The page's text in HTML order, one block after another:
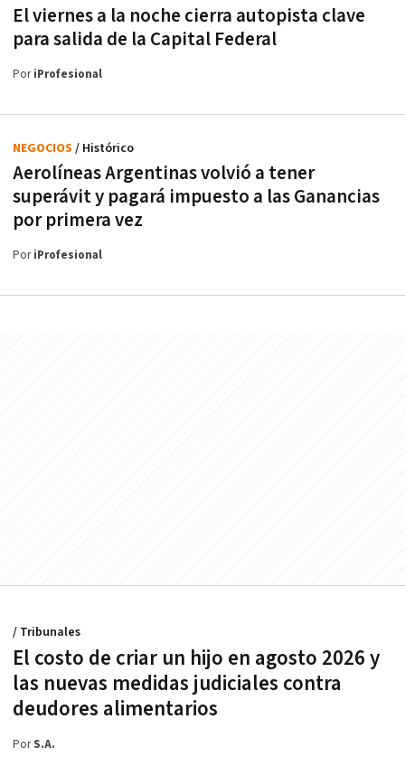
El viernes a la noche cierra autopista clave
para salida de la Capital Federal
PoriProfesional
Aerolíneas Argentinas volvió a tener
superávit y pagará impuesto a las Ganancias
por primera vez
NEGOCIOS / Histórico
PoriProfesional
El costo de criar un hijo en agosto 2026 y
las nuevas medidas judiciales contra
deudores alimentarios
/ Tribunales
PorS.A.